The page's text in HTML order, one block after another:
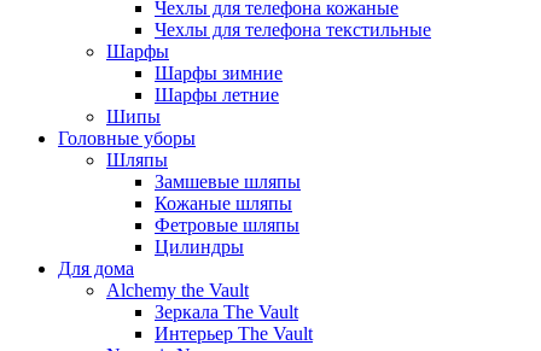
Чехлы для телефона кожаные
Чехлы для телефона текстильные
Шарфы
Шарфы зимние
Шарфы летние
Шипы
Головные уборы
Шляпы
Замшевые шляпы
Кожаные шляпы
Фетровые шляпы
Цилиндры
Для дома
Alchemy the Vault
Зеркала The Vault
Интерьер The Vault